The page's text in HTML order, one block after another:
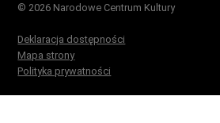
© 2026 Narodowe Centrum Kultury
Deklaracja dostępności
Mapa strony
Polityka prywatności